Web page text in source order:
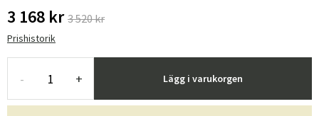
3 168 kr 3 520 kr
Prishistorik
- + Lägg i varukorgen